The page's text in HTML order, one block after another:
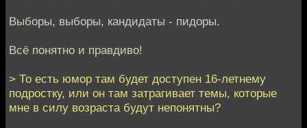
Выборы, выборы, кандидаты - пидоры.
Всё понятно и правдиво!
> То есть юмор там будет доступен 16-летнему
подростку, или он там затрагивает темы, которые
мне в силу возраста будут непонятны?